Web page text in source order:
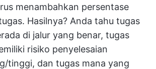
menambahkan persentase
Hasilnya? Anda tahu tugas
di jalur yang benar, tugas
risiko penyelesaian
tinggi, dan tugas mana yang